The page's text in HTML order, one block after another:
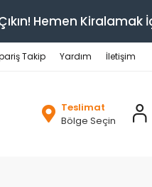
Hemen Kiralamak
Takip Yardım İletişim
Teslimat
Bölge Seçin